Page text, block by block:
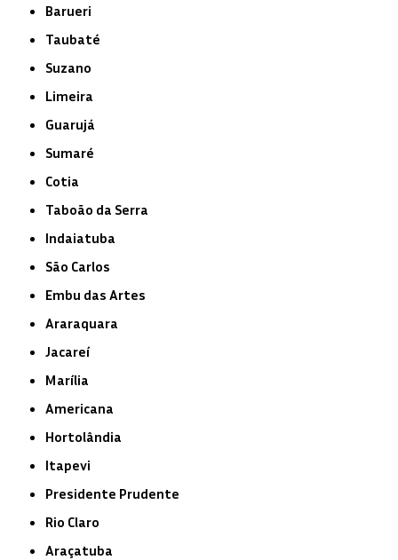
Barueri
Taubaté
Suzano
Limeira
Guarujá
Sumaré
Cotia
Taboão da Serra
Indaiatuba
São Carlos
Embu das Artes
Araraquara
Jacareí
Marília
Americana
Hortolândia
Itapevi
Presidente Prudente
Rio Claro
Araçatuba